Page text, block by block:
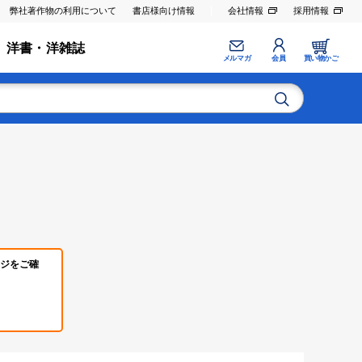
弊社著作物の利用について 書店様向け情報 会社情報 採用情報
洋書・洋雑誌
メルマガ 会員 買い物かご
をご確